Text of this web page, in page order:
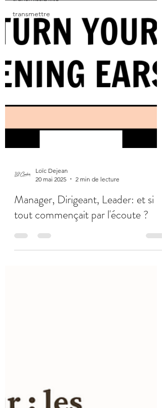
transmettre
Loïc Dejean
20 mai 2025
2 min de lecture
Manager, Dirigeant, Leader: et si
tout commençait par l'écoute ?